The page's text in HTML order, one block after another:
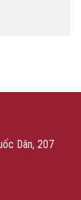
Dân, 207